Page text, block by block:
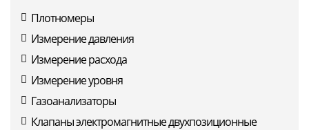
Плотномеры
Измерение давления
Измерение расхода
Измерение уровня
Газоанализаторы
Клапаны электромагнитные двухпозиционные